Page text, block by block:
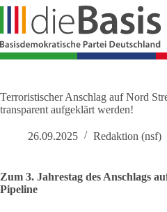
Zum
springen
Terroristischer Anschlag auf Nord
transparent aufgeklärt werden!
26.09.2025 Redaktion (nsf)
Zum 3. Jahrestag des Anschlags
Pipeline